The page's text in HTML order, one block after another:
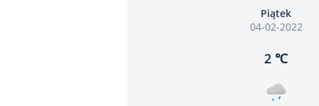
Piątek
04-02-2022
2 ℃